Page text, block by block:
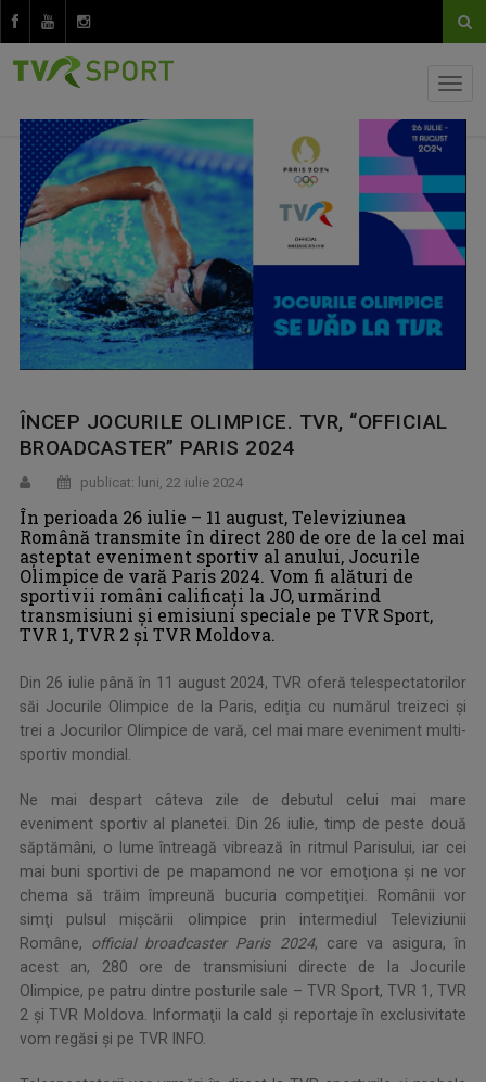
ÎNCEP JOCURILE OLIMPICE. TVR, “OFFICIAL
BROADCASTER” PARIS 2024
publicat: luni, 22 iulie 2024
În perioada 26 iulie – 11 august, Televiziunea
Română transmite în direct 280 de ore de la cel mai
aşteptat eveniment sportiv al anului, Jocurile
Olimpice de vară Paris 2024. Vom fi alături de
sportivii români calificaţi la JO, urmărind
transmisiuni şi emisiuni speciale pe TVR Sport,
TVR 1, TVR 2 şi TVR Moldova.
Din 26 iulie până în 11 august 2024, TVR oferă telespectatorilor
săi Jocurile Olimpice de la Paris, ediția cu numărul treizeci și
trei a Jocurilor Olimpice de vară, cel mai mare eveniment multi-
sportiv mondial.
Ne mai despart câteva zile de debutul celui mai mare
eveniment sportiv al planetei. Din 26 iulie, timp de peste două
săptămâni, o lume întreagă vibrează în ritmul Parisului, iar cei
mai buni sportivi de pe mapamond ne vor emoţiona şi ne vor
chema să trăim împreună bucuria competiţiei. Românii vor
simţi pulsul mişcării olimpice prin intermediul Televiziunii
Române, official broadcaster Paris 2024, care va asigura, în
acest an, 280 ore de transmisiuni directe de la Jocurile
Olimpice, pe patru dintre posturile sale – TVR Sport, TVR 1, TVR
2 şi TVR Moldova. Informaţii la cald şi reportaje în exclusivitate
vom regăsi şi pe TVR INFO.